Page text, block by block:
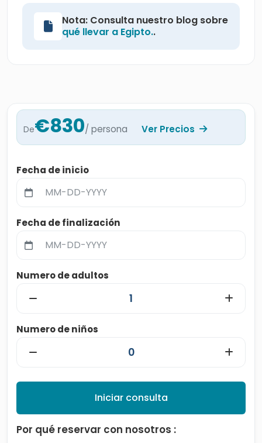
Nota: Consulta nuestro blog sobre
qué llevar a Egipto..
De€830/ persona Ver Precios
Fecha de inicio
Fecha de finalización
Numero de adultos
Numero de niños
Iniciar consulta
Por qué reservar con nosotros :